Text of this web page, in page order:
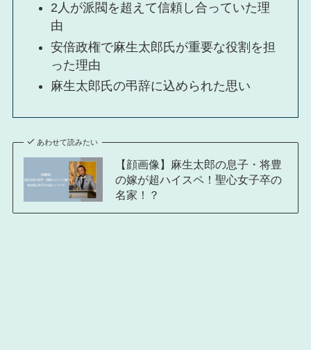
2人が派閥を超えて信頼し合っていた理
由
安倍政権で麻生太郎氏が重要な役割を担
った理由
麻生太郎氏の弔辞に込められた思い
あわせて読みたい
【顔画像】麻生太郎の息子・将豊
の嫁が超ハイスペ！聖心女子卒の
名家！？